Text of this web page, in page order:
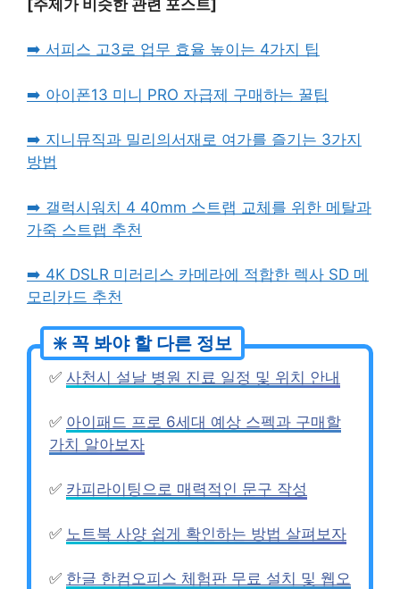
[주제가 비슷한 관련 포스트]
➡️ 서피스 고3로 업무 효율 높이는 4가지 팁
➡️ 아이폰13 미니 PRO 자급제 구매하는 꿀팁
➡️ 지니뮤직과 밀리의서재로 여가를 즐기는 3가지
방법
➡️ 갤럭시워치 4 40mm 스트랩 교체를 위한 메탈과
가죽 스트랩 추천
➡️ 4K DSLR 미러리스 카메라에 적합한 렉사 SD 메
모리카드 추천
✅ 사천시 설날 병원 진료 일정 및 위치 안내
✅ 아이패드 프로 6세대 예상 스펙과 구매할
가치 알아보자
✅ 카피라이팅으로 매력적인 문구 작성
✅ 노트북 사양 쉽게 확인하는 방법 살펴보자
✅ 한글 한컴오피스 체험판 무료 설치 및 웹오